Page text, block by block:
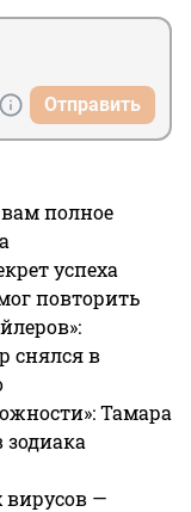
Отправить
полное
успеха
повторить
снялся в
Тамара
зодиака
вирусов —